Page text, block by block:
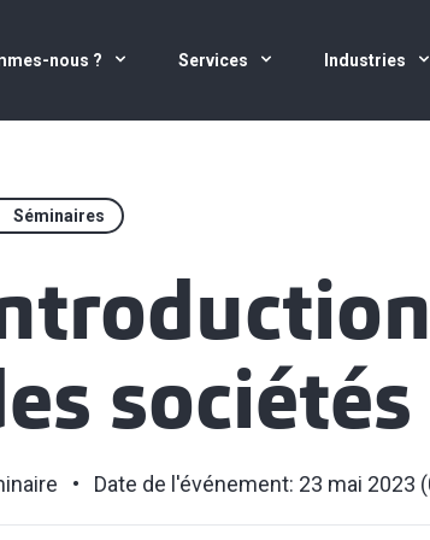
nous ? Services Industries
Séminaires
sociétés
Date de l'événement: 23 mai 2023